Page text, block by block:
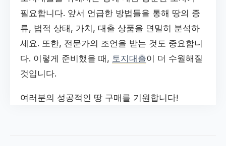
필요합니다. 앞서 언급한 방법들을 통해 땅의 종
류, 법적 상태, 가치, 대출 상품을 면밀히 분석하
세요. 또한, 전문가의 조언을 받는 것도 중요합니
다. 이렇게 준비했을 때, 토지대출이 더 수월해질
것입니다.
여러분의 성공적인 땅 구매를 기원합니다!